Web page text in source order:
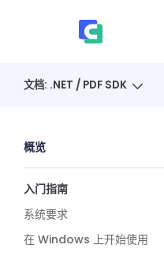
Skip to content
文档: .NET / PDF SDK
概览
入门指南
系统要求
在 Windows 上开始使用